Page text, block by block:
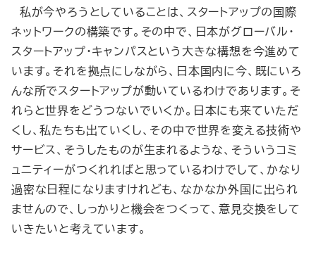
私が今やろうとしていることは、スタートアップの国際
ネットワークの構築です。その中で、日本がグローバル・
スタートアップ・キャンパスという大きな構想を今進めて
います。それを拠点にしながら、日本国内に今、既にいろ
んな所でスタートアップが動いているわけであります。そ
れらと世界をどうつないでいくか。日本にも来ていただ
くし、私たちも出ていくし、その中で世界を変える技術や
サービス、そうしたものが生まれるような、そういうコミ
ュニティーがつくれればと思っているわけでして、かなり
過密な日程になりますけれども、なかなか外国に出られ
ませんので、しっかりと機会をつくって、意見交換をして
いきたいと考えています。